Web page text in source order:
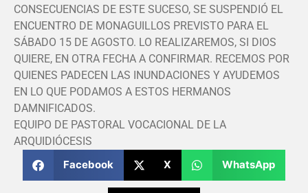
CONSECUENCIAS DE ESTE SUCESO, SE SUSPENDIÓ EL
ENCUENTRO DE MONAGUILLOS PREVISTO PARA EL
SÁBADO 15 DE AGOSTO. LO REALIZAREMOS, SI DIOS
QUIERE, EN OTRA FECHA A CONFIRMAR. RECEMOS POR
QUIENES PADECEN LAS INUNDACIONES Y AYUDEMOS
EN LO QUE PODAMOS A ESTOS HERMANOS
DAMNIFICADOS.
EQUIPO DE PASTORAL VOCACIONAL DE LA
ARQUIDIÓCESIS
Facebook
X WhatsApp